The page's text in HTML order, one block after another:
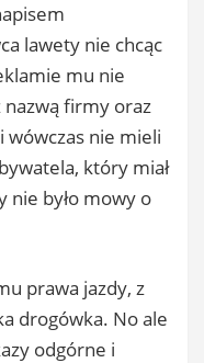
lawety nie chcąc
mu nie
nazwą firmy oraz
wówczas nie mieli
który miał
nie było mowy o
prawa jazdy, z
drogówka. No ale
odgórne i